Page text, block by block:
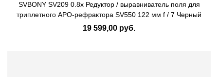
SVBONY SV209 0.8x Редуктор / выравниватель поля для
триплетного APO-рефрактора SV550 122 мм f / 7 Черный
19 599,00 руб.